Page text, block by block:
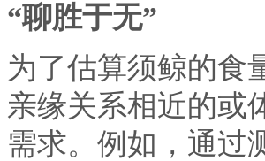
“聊胜于无”
为了估算须鲸的食
亲缘关系相近的或
需求。例如，通过